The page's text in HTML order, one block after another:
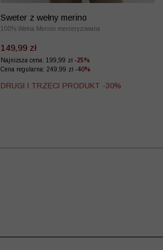
Sweter z wełny merino
100% Wełna Merino merceryzowana
149,99 zł
Najniższa cena: 199,99 zł -25%
Cena regularna: 249,99 zł -40%
DRUGI I TRZECI PRODUKT -30%